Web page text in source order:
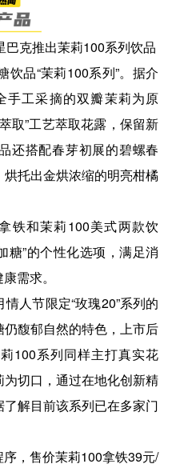
巴克推出茉莉100系列饮品
品“茉莉100系列”。据介
手工采摘的双瓣茉莉为原
取”工艺萃取花露，保留新
还搭配春芽初展的碧螺春
托出金烘浓缩的明亮柑橘
铁和茉莉100美式两款饮
糖”的个性化选项，满足消
需求。
人节限定“玫瑰20”系列的
馥郁自然的特色，上市后
100系列同样主打真实花
切口，通过在地化创新精
解目前该系列已在多家门
，售价茉莉100拿铁39元/